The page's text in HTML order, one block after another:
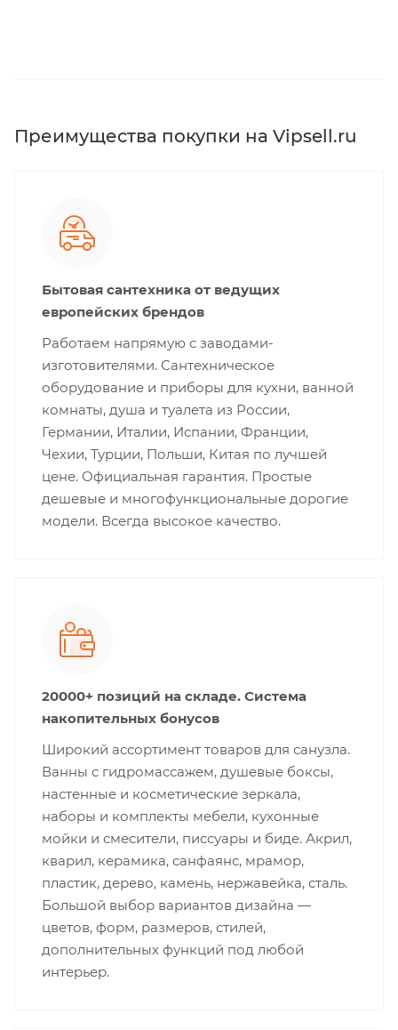
Преимущества покупки на Vipsell.ru
Бытовая сантехника от ведущих
европейских брендов
Работаем напрямую с заводами-
изготовителями. Сантехническое
оборудование и приборы для кухни, ванной
комнаты, душа и туалета из России,
Германии, Италии, Испании, Франции,
Чехии, Турции, Польши, Китая по лучшей
цене. Официальная гарантия. Простые
дешевые и многофункциональные дорогие
модели. Всегда высокое качество.
20000+ позиций на складе. Система
накопительных бонусов
Широкий ассортимент товаров для санузла.
Ванны с гидромассажем, душевые боксы,
настенные и косметические зеркала,
наборы и комплекты мебели, кухонные
мойки и смесители, писсуары и биде. Акрил,
кварил, керамика, санфаянс, мрамор,
пластик, дерево, камень, нержавейка, сталь.
Большой выбор вариантов дизайна —
цветов, форм, размеров, стилей,
дополнительных функций под любой
интерьер.